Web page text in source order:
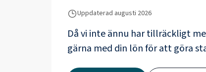
Uppdaterad augusti 2026
Då vi inte ännu har tillräckligt
gärna med din lön för att göra